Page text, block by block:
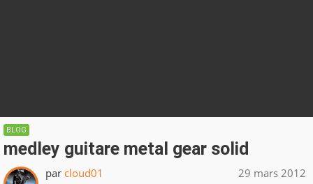
BLOG
medley guitare metal gear solid
par cloud01 29 mars 2012